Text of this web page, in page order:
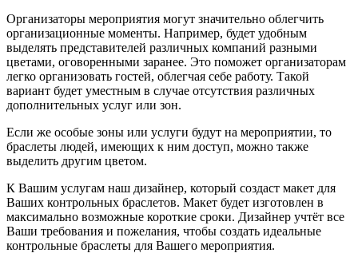
Организаторы мероприятия могут значительно облегчить
организационные моменты. Например, будет удобным
выделять представителей различных компаний разными
цветами, оговоренными заранее. Это поможет организаторам
легко организовать гостей, облегчая себе работу. Такой
вариант будет уместным в случае отсутствия различных
дополнительных услуг или зон.
Если же особые зоны или услуги будут на мероприятии, то
браслеты людей, имеющих к ним доступ, можно также
выделить другим цветом.
К Вашим услугам наш дизайнер, который создаст макет для
Ваших контрольных браслетов. Макет будет изготовлен в
максимально возможные короткие сроки. Дизайнер учтёт все
Ваши требования и пожелания, чтобы создать идеальные
контрольные браслеты для Вашего мероприятия.